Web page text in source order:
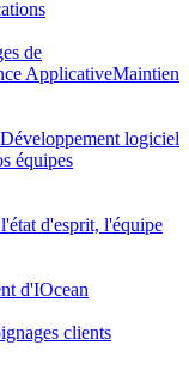
de
ApplicativeMaintien
Développement logiciel
équipes
d'esprit, l'équipe
d'IOcean
clients